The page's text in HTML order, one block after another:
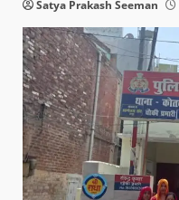
Satya Prakash Seeman